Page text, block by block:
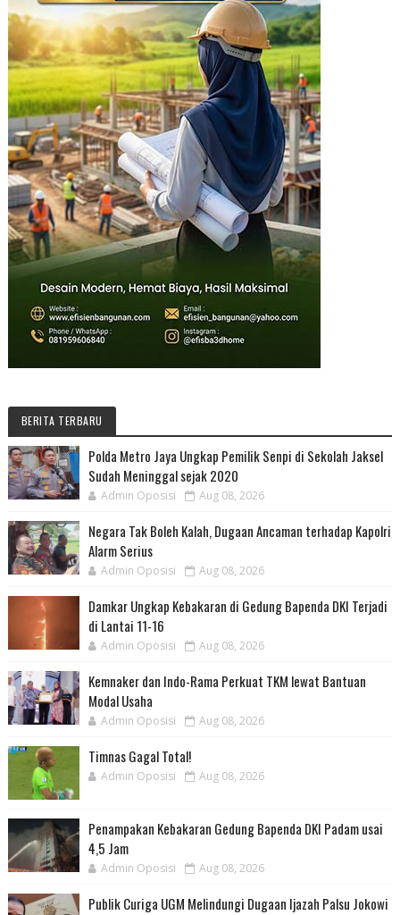
BERITA TERBARU
Polda Metro Jaya Ungkap Pemilik Senpi di Sekolah Jaksel
Sudah Meninggal sejak 2020
Admin Oposisi Aug 08, 2026
Negara Tak Boleh Kalah, Dugaan Ancaman terhadap Kapolri
Alarm Serius
Admin Oposisi Aug 08, 2026
Damkar Ungkap Kebakaran di Gedung Bapenda DKI Terjadi
di Lantai 11-16
Admin Oposisi Aug 08, 2026
Kemnaker dan Indo-Rama Perkuat TKM lewat Bantuan
Modal Usaha
Admin Oposisi Aug 08, 2026
Timnas Gagal Total!
Admin Oposisi Aug 08, 2026
Penampakan Kebakaran Gedung Bapenda DKI Padam usai
4,5 Jam
Admin Oposisi Aug 08, 2026
Publik Curiga UGM Melindungi Dugaan Ijazah Palsu Jokowi